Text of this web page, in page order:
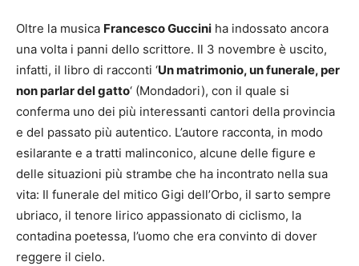
Oltre la musica Francesco Guccini ha indossato ancora
una volta i panni dello scrittore. Il 3 novembre è uscito,
infatti, il libro di racconti ‘Un matrimonio, un funerale, per
non parlar del gatto‘ (Mondadori), con il quale si
conferma uno dei più interessanti cantori della provincia
e del passato più autentico. L’autore racconta, in modo
esilarante e a tratti malinconico, alcune delle figure e
delle situazioni più strambe che ha incontrato nella sua
vita: Il funerale del mitico Gigi dell’Orbo, il sarto sempre
ubriaco, il tenore lirico appassionato di ciclismo, la
contadina poetessa, l’uomo che era convinto di dover
reggere il cielo.